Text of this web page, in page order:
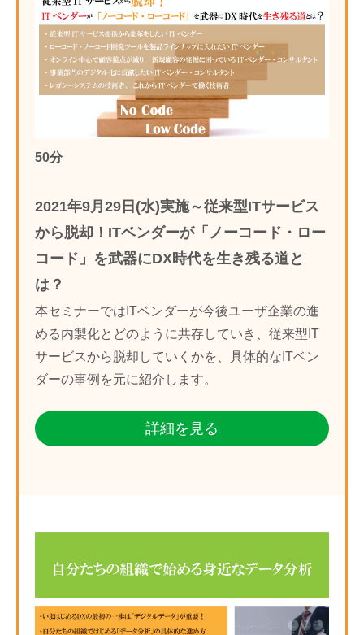
50分
2021年9月29日(水)実施～従来型ITサービス
から脱却！ITベンダーが「ノーコード・ロー
コード」を武器にDX時代を生き残る道と
は？
本セミナーではITベンダーが今後ユーザ企業の進
める内製化とどのように共存していき、従来型IT
サービスから脱却していくかを、具体的なITベン
ダーの事例を元に紹介します。
詳細を見る